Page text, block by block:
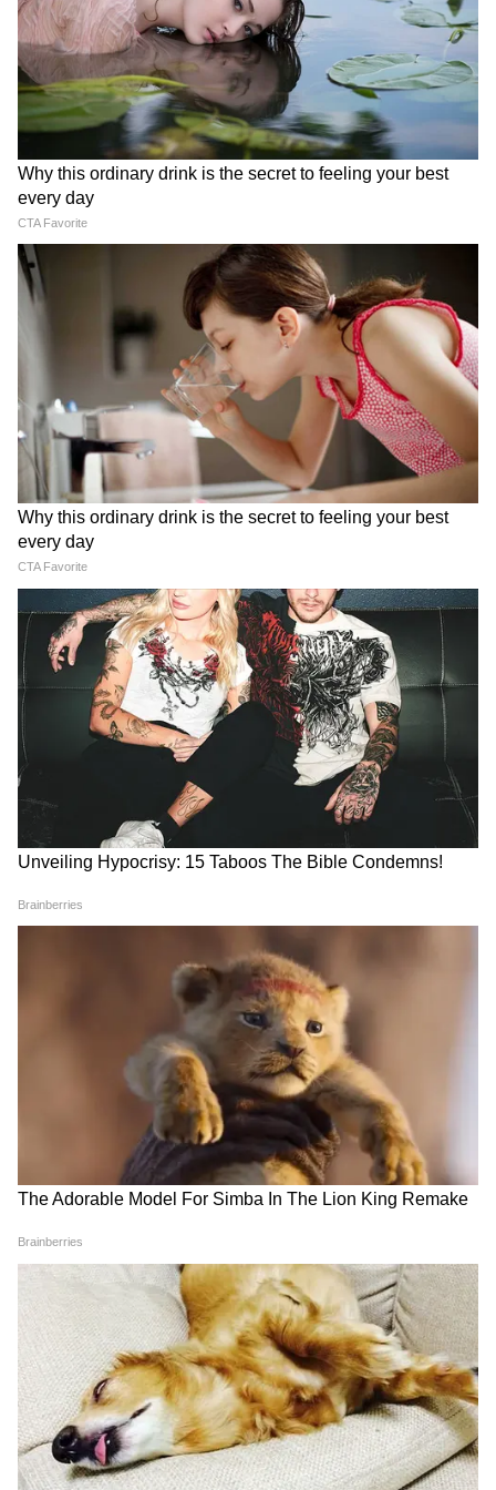
उन्होंने कहा कि इससे कार्यकुशलता और समयबद्धता में
सुधार होगा।
तकनीकी शिक्षा और रोजगार पर भी सरकार का जोर
मुख्यमंत्री ने औद्योगिक क्षेत्रों की जरूरतों के अनुसार
आईटीआई और पॉलिटेक्निक संस्थानों में सेक्टर आधारित
प्रशिक्षण शुरू करने के निर्देश दिए। उन्होंने कहा कि उद्योगों
को स्थानीय युवाओं को प्रशिक्षित करने की व्यवस्था करनी
चाहिए ताकि रोजगार के अवसर बढ़ सकें। बैठक में राजीव
गांधी प्रौद्योगिकी विश्वविद्यालय को तीन अलग-अलग
तकनीकी विश्वविद्यालयों में विभाजित करने और मेडिकल
विश्वविद्यालयों के पुनर्गठन पर भी चर्चा हुई।
सांदीपनी विद्यालयों में स्किल डेवलपमेंट गतिविधियां होंगी
शुरू
मुख्यमंत्री ने सांदीपनी विद्यालय परिसरों में अकादमिक
समय के बाद स्किल डेवलपमेंट, कंप्यूटर प्रशिक्षण और
कोचिंग गतिविधियां संचालित करने की बात कही। उन्होंने
सामाजिक समरसता को बढ़ावा देने के लिए कॉमन हॉस्टल
व्यवस्था लागू करने पर भी जोर दिया।
प्रदेश में AI सेंटर और डीप टेक पार्क विकसित होंगे
मुख्यमंत्री ने अधिकारियों को प्रदेश में एआई सेंटर, डाटा
सेंटर और डीप टेक पार्क विकसित करने के लिए समय-
सीमा तय कर कार्य करने के निर्देश दिए। उन्होंने कहा कि
आम लोगों को कम लागत में आवास उपलब्ध कराने और
पर्यावरण अनुकूल निर्माण पद्धतियों को बढ़ावा देने की
दिशा में भी काम किया जाए।